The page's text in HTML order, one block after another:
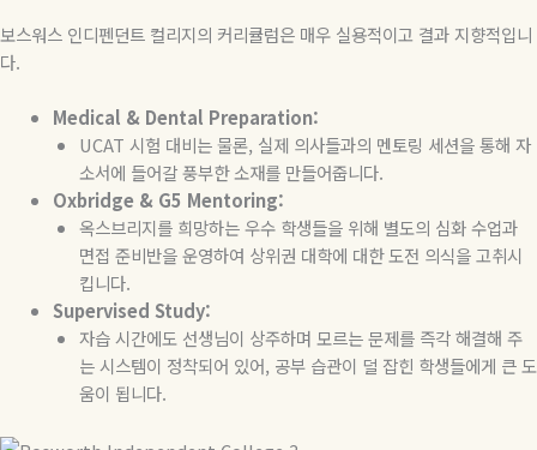
보스워스 인디펜던트 컬리지의 커리큘럼은 매우 실용적이고 결과 지향적입니
다.
Medical & Dental Preparation:
UCAT 시험 대비는 물론, 실제 의사들과의 멘토링 세션을 통해 자
소서에 들어갈 풍부한 소재를 만들어줍니다.
Oxbridge & G5 Mentoring:
옥스브리지를 희망하는 우수 학생들을 위해 별도의 심화 수업과
면접 준비반을 운영하여 상위권 대학에 대한 도전 의식을 고취시
킵니다.
Supervised Study:
자습 시간에도 선생님이 상주하며 모르는 문제를 즉각 해결해 주
는 시스템이 정착되어 있어, 공부 습관이 덜 잡힌 학생들에게 큰 도
움이 됩니다.